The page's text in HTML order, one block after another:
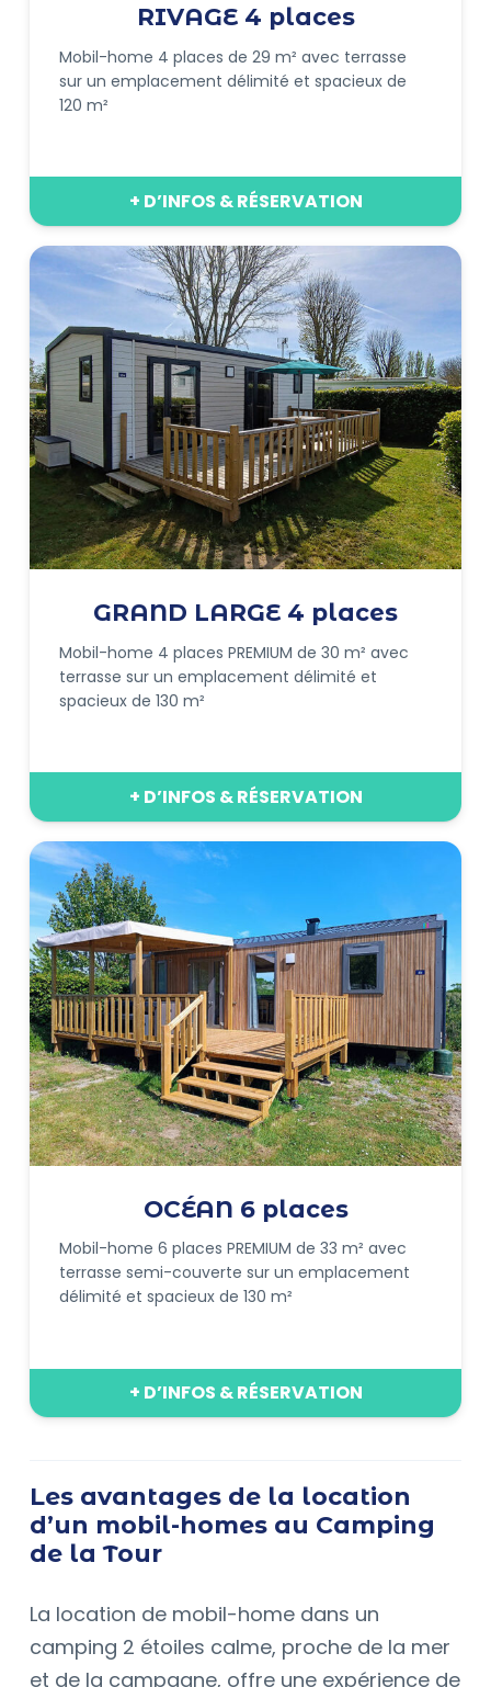
RIVAGE 4 places
Mobil-home 4 places de 29 m² avec terrasse
sur un emplacement délimité et spacieux de
120 m²
+ D’INFOS & RÉSERVATION
GRAND LARGE 4 places
Mobil-home 4 places PREMIUM de 30 m² avec
terrasse sur un emplacement délimité et
spacieux de 130 m²
+ D’INFOS & RÉSERVATION
OCÉAN 6 places
Mobil-home 6 places PREMIUM de 33 m² avec
terrasse semi-couverte sur un emplacement
délimité et spacieux de 130 m²
+ D’INFOS & RÉSERVATION
Les avantages de la location
d’un mobil-homes au Camping
de la Tour
La location de mobil-home dans un
camping 2 étoiles calme, proche de la mer
et de la campagne, offre une expérience de